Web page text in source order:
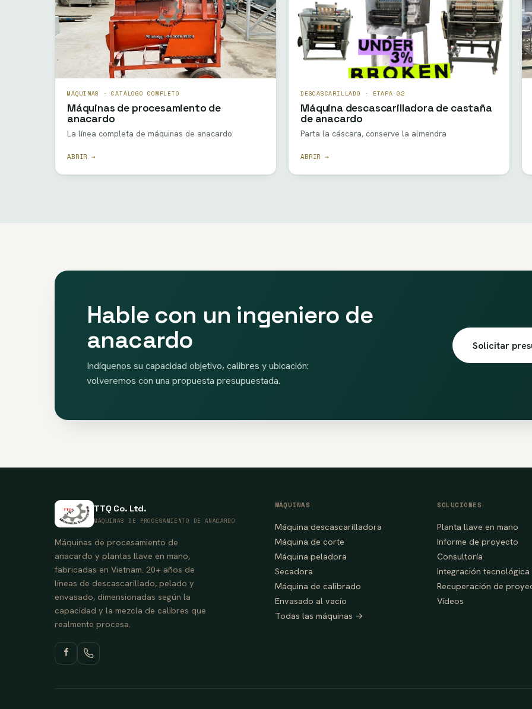
MÁQUINAS · CATÁLOGO COMPLETO
Máquinas de procesamiento de
anacardo
La línea completa de máquinas de anacardo
ABRIR →
DESCASCARILLADO · ETAPA 02
Máquina descascarilladora de castaña
de anacardo
Parta la cáscara, conserve la almendra
ABRIR →
Hable con un ingeniero de
anacardo
Indíquenos su capacidad objetivo, calibres y ubicación:
volveremos con una propuesta presupuestada.
Solicitar
TTQ Co. Ltd.
MÁQUINAS DE PROCESAMIENTO DE ANACARDO
Máquinas de procesamiento de
anacardo y plantas llave en mano,
fabricadas en Vietnam. 20+ años de
líneas de descascarillado, pelado y
envasado, dimensionadas según la
capacidad y la mezcla de calibres que
realmente procesa.
MÁQUINAS
Máquina descascarilladora
Máquina de corte
Máquina peladora
Secadora
Máquina de calibrado
Envasado al vacío
Todas las máquinas →
SOLUCIONES
Planta llave en mano
Informe de proyecto
Consultoría
Integración tecnológica
Recuperación de
Vídeos